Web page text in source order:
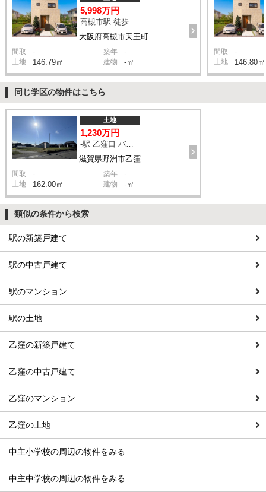
大阪府高槻市天王町
5,998万円
高槻市駅 徒歩13分
間取 - 築年 -
土地 146.79㎡ 建物 -㎡
間取 -
土地 146.80㎡
同じ学区の物件はこちら
滋賀県野洲市乙窪
土地
1,230万円
-駅 乙窪口 バス14分 停歩6分
間取 - 築年 -
土地 162.00㎡ 建物 -㎡
類似の条件から検索
駅の新築戸建て
駅の中古戸建て
駅のマンション
駅の土地
乙窪の新築戸建て
乙窪の中古戸建て
乙窪のマンション
乙窪の土地
中主小学校の周辺の物件をみる
中主中学校の周辺の物件をみる